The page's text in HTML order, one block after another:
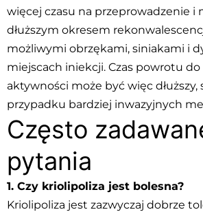
więcej czasu na przeprowadzenie i
dłuższym okresem
możliwymi obrzękami, siniakami i
miejscach iniekcji. Czas powrotu do
aktywności może być więc dłuższy,
przypadku bardziej inwazyjnych
Często
pytania
1. Czy kriolipoliza jest bolesna?
Kriolipoliza jest zazwyczaj dobrze